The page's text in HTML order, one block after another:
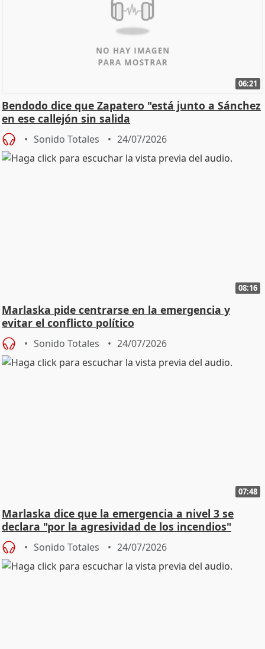
06:21
Bendodo dice que Zapatero "está junto a Sánchez
en ese callejón sin salida
Sonido Totales 24/07/2026
08:16
Marlaska pide centrarse en la emergencia y
evitar el conflicto político
Sonido Totales 24/07/2026
07:48
Marlaska dice que la emergencia a nivel 3 se
declara "por la agresividad de los incendios"
Sonido Totales 24/07/2026